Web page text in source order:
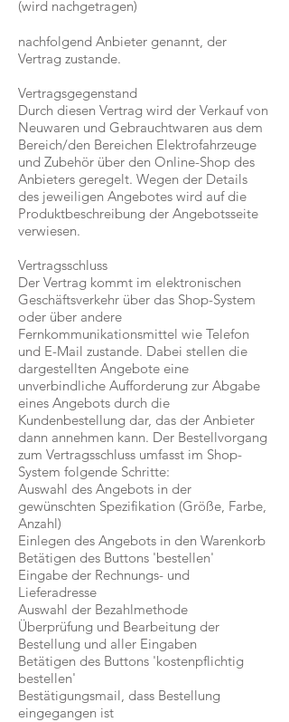
(wird nachgetragen)​
nachfolgend Anbieter genannt, der
Vertrag zustande.
Vertragsgegenstand
Durch diesen Vertrag wird der Verkauf von
Neuwaren und Gebrauchtwaren aus dem
Bereich/den Bereichen Elektrofahrzeuge
und Zubehör über den Online-Shop des
Anbieters geregelt. Wegen der Details
des jeweiligen Angebotes wird auf die
Produktbeschreibung der Angebotsseite
verwiesen.
Vertragsschluss
Der Vertrag kommt im elektronischen
Geschäftsverkehr über das Shop-System
oder über andere
Fernkommunikationsmittel wie Telefon
und E-Mail zustande. Dabei stellen die
dargestellten Angebote eine
unverbindliche Aufforderung zur Abgabe
eines Angebots durch die
Kundenbestellung dar, das der Anbieter
dann annehmen kann. Der Bestellvorgang
zum Vertragsschluss umfasst im Shop-
System folgende Schritte:
Auswahl des Angebots in der
gewünschten Spezifikation (Größe, Farbe,
Anzahl)
Einlegen des Angebots in den Warenkorb
Betätigen des Buttons 'bestellen'
Eingabe der Rechnungs- und
Lieferadresse
Auswahl der Bezahlmethode
Überprüfung und Bearbeitung der
Bestellung und aller Eingaben
Betätigen des Buttons 'kostenpflichtig
bestellen'
Bestätigungsmail, dass Bestellung
eingegangen ist